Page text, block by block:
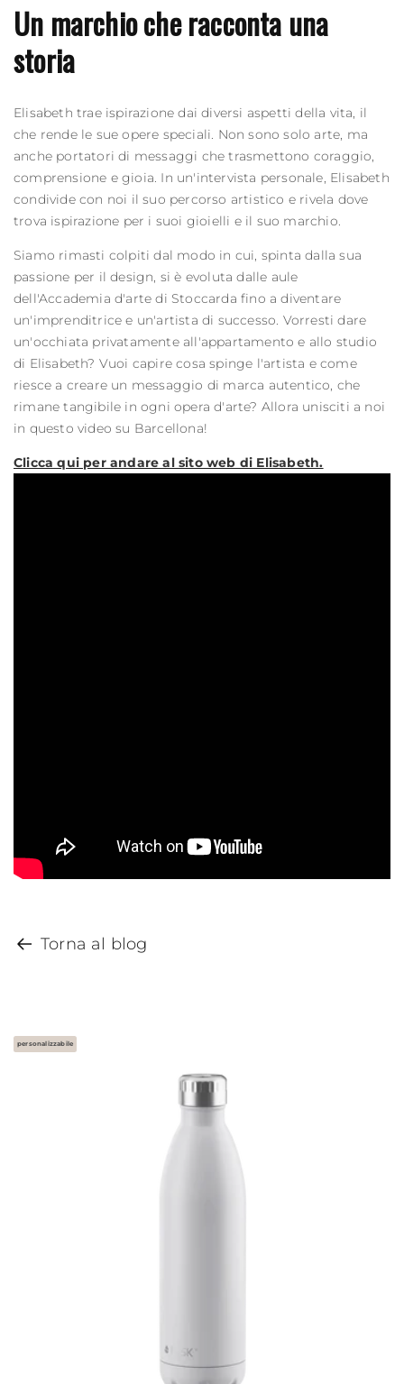
Un marchio che racconta una
storia
Elisabeth trae ispirazione dai diversi aspetti della vita, il
che rende le sue opere speciali. Non sono solo arte, ma
anche portatori di messaggi che trasmettono coraggio,
comprensione e gioia. In un'intervista personale, Elisabeth
condivide con noi il suo percorso artistico e rivela dove
trova ispirazione per i suoi gioielli e il suo marchio.
Siamo rimasti colpiti dal modo in cui, spinta dalla sua
passione per il design, si è evoluta dalle aule
dell'Accademia d'arte di Stoccarda fino a diventare
un'imprenditrice e un'artista di successo. Vorresti dare
un'occhiata privatamente all'appartamento e allo studio
di Elisabeth? Vuoi capire cosa spinge l'artista e come
riesce a creare un messaggio di marca autentico, che
rimane tangibile in ogni opera d'arte? Allora unisciti a noi
in questo video su Barcellona!
Clicca qui per andare al sito web di Elisabeth.
Torna al blog
personalizzabile